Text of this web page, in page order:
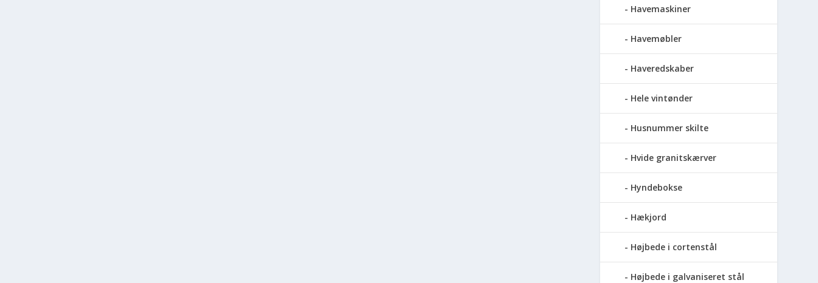
Havemaskiner
Havemøbler
Haveredskaber
Hele vintønder
Husnummer skilte
Hvide granitskærver
Hyndebokse
Hækjord
Højbede i cortenstål
Højbede i galvaniseret stål